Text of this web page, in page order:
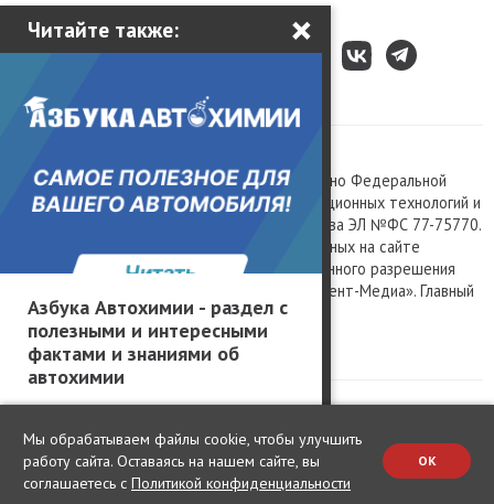
Читайте также: ×
Азбука Автохимии - раздел с
полезными и интересными
фактами и знаниями об
автохимии
Сетевое издание «Kolesa.ru», зарегистрировано Федеральной
службой по надзору в сфере связи, информационных технологий и
массовых коммуникаций, номер свидетельства ЭЛ №ФС 77-75770.
Любое использование материалов, размещенных на сайте
www.kolesa.ru, допускается только с письменного разрешения
правообладателя. Учредитель ООО «Президент-Медиа». Главный
редактор Баландин М.А. 0+
Политика конфиденциальности
Мы обрабатываем файлы cookie, чтобы улучшить
работу сайта. Оставаясь на нашем сайте, вы
соглашаетесь с Политикой конфиденциальности
OK